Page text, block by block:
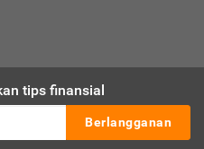
tips finansial
Berlangganan